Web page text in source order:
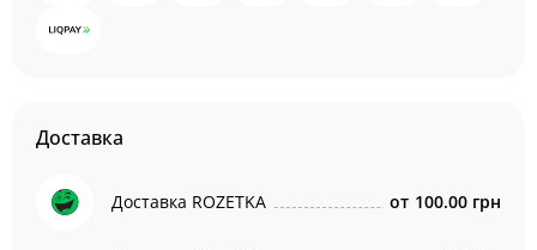
Доставка
Доставка ROZETKA от 100.00 грн